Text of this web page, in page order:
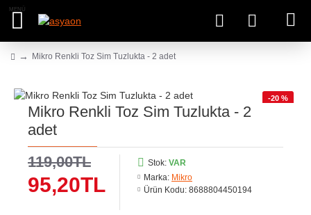
Mikro Renkli Toz Sim Tuzlukta - 2 adet
-20 %
Mikro Renkli Toz Sim Tuzlukta - 2
adet
95,20TL
119,00TL Stok: VAR
Marka: Mikro
Ürün Kodu: 8688804450194